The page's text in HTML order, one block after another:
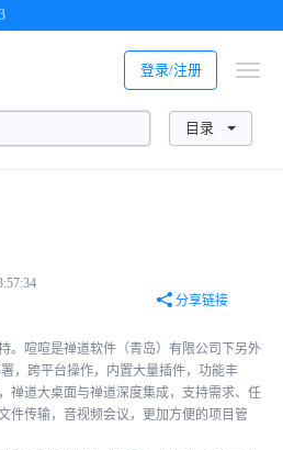
登录/注册
目录
分享链接
。喧喧是禅道软件（青岛）有限公司下另外
，跨平台操作，内置大量插件，功能丰
禅道大桌面与禅道深度集成，支持需求、任
件传输，音视频会议，更加方便的项目管